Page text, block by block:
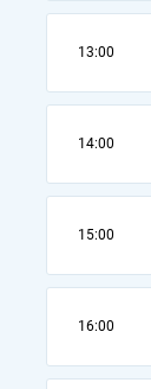
13:00
14:00
15:00
16:00